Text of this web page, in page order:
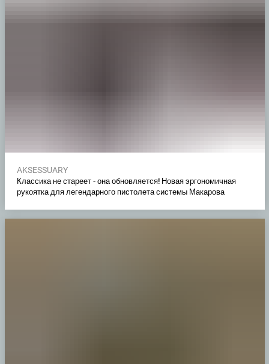
AKSESSUARY
Классика не стареет - она обновляется! Новая эргономичная
рукоятка для легендарного пистолета системы Макарова